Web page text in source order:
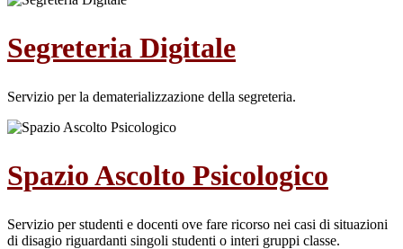
Segreteria Digitale
Servizio per la dematerializzazione della segreteria.
Spazio Ascolto Psicologico
Servizio per studenti e docenti ove fare ricorso nei casi di situazioni
di disagio riguardanti singoli studenti o interi gruppi classe.